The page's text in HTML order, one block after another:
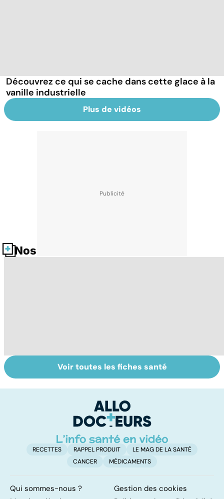
Découvrez ce qui se cache dans cette glace à la
vanille industrielle
Plus de vidéos
Nos fiches santé
Le TDAH, un
trouble de
hyperactivité
Accident
vasculaire
également
touché
Voir toutes les fiches santé
RECETTES RAPPEL PRODUIT
LE MAG DE LA SANTÉ
CANCER
MÉDICAMENTS
Qui sommes-nous ?
Gestion des cookies